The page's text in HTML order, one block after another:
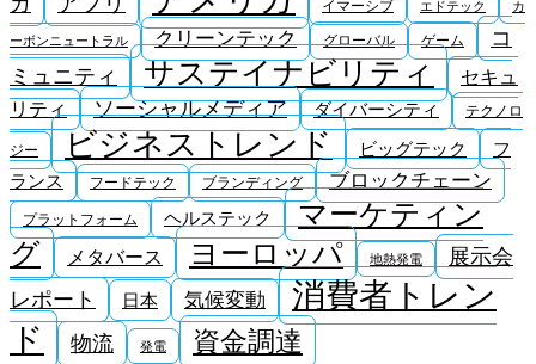
イマーシブ エドテック カ
ーボンニュートラル クリーンテック グローバル ゲーム
コ
ミュニティ
サステイナビリティ
セキュ
リティ
ソーシャルメディア ダイバーシティ テクノロ
ジー ビジネストレンド ビッグテック
フ
ランス
フードテック ブランディング ブロックチェーン
プラットフォーム ヘルステック
マーケティン
グ
メタバース ヨーロッパ 地熱発電
展示会
レポート
日本 気候変動
消費者トレン
ド
物流 発電 資金調達